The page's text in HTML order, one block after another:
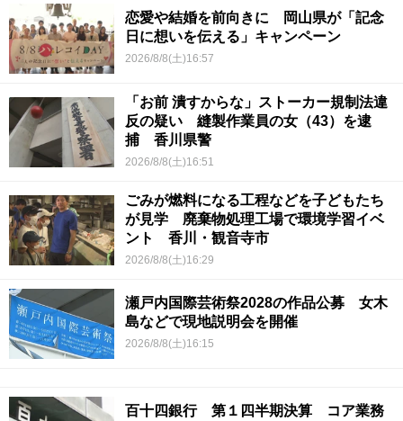
恋愛や結婚を前向きに 岡山県が「記念
日に想いを伝える」キャンペーン
2026/8/8(土)16:57
「お前 潰すからな」ストーカー規制法違
反の疑い 縫製作業員の女（43）を逮
捕 香川県警
2026/8/8(土)16:51
ごみが燃料になる工程などを子どもたち
が見学 廃棄物処理工場で環境学習イベ
ント 香川・観音寺市
2026/8/8(土)16:29
瀬戸内国際芸術祭2028の作品公募 女木
島などで現地説明会を開催
2026/8/8(土)16:15
百十四銀行 第１四半期決算 コア業務